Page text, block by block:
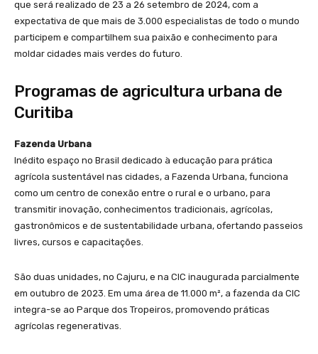
que será realizado de 23 a 26 setembro de 2024, com a
expectativa de que mais de 3.000 especialistas de todo o mundo
participem e compartilhem sua paixão e conhecimento para
moldar cidades mais verdes do futuro.
Programas de agricultura urbana de
Curitiba
Fazenda Urbana
Inédito espaço no Brasil dedicado à educação para prática
agrícola sustentável nas cidades, a Fazenda Urbana, funciona
como um centro de conexão entre o rural e o urbano, para
transmitir inovação, conhecimentos tradicionais, agrícolas,
gastronômicos e de sustentabilidade urbana, ofertando passeios
livres, cursos e capacitações.
São duas unidades, no Cajuru, e na CIC inaugurada parcialmente
em outubro de 2023. Em uma área de 11.000 m², a fazenda da CIC
integra-se ao Parque dos Tropeiros, promovendo práticas
agrícolas regenerativas.